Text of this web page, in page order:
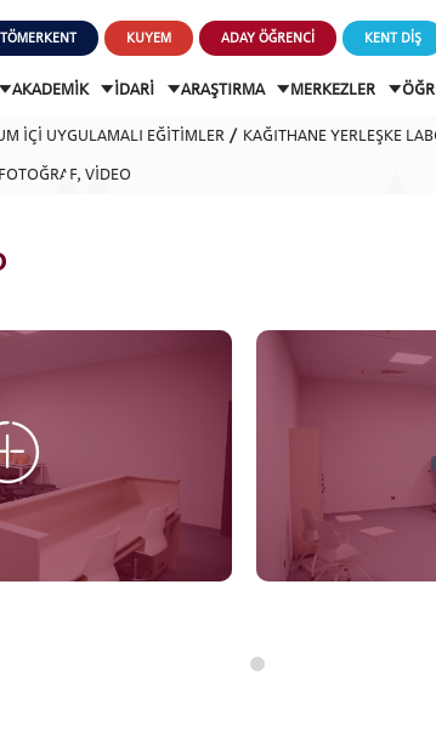
TÖMERKENT KUYEM ADAY ÖĞRENCİ KENT DİŞ
AKADEMİK İDARİ ARAŞTIRMA MERKEZLER
İÇİ UYGULAMALI EĞİTİMLER KAĞITHANE YERLEŞKE
FOTOĞRAF, VİDEO